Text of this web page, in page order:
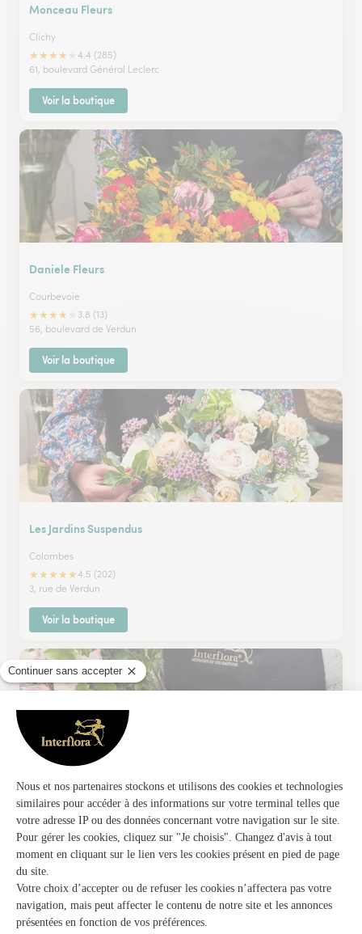
Monceau Fleurs
Clichy
★★★★
4.4 (285)
61, boulevard Général Leclerc
Voir la boutique
Daniele Fleurs
Courbevoie
★★★★
3.8 (13)
56, boulevard de Verdun
Voir la boutique
Les Jardins Suspendus
Colombes
★★★★★4.5 (202)
3, rue de Verdun
Voir la boutique
Monceau Fleurs
Colombes
★ ★★★ ★4 (320)
5, rue Gabriel Péri
Voir la boutique